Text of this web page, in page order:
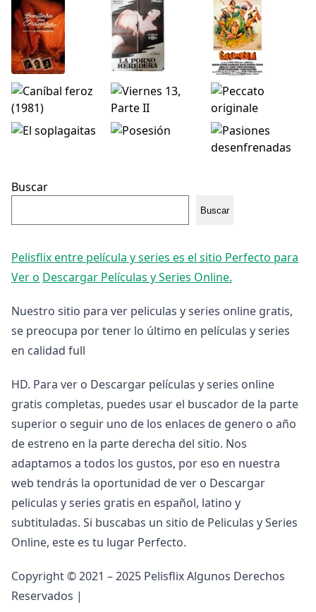
Buscar
Buscar
Pelisflix entre película y series es el sitio Perfecto para
Ver o Descargar Películas y Series Online.
Nuestro sitio para ver peliculas y series online gratis,
se preocupa por tener lo último en películas y series
en calidad full
HD. Para ver o Descargar películas y series online
gratis completas, puedes usar el buscador de la parte
superior o seguir uno de los enlaces de genero o año
de estreno en la parte derecha del sitio. Nos
adaptamos a todos los gustos, por eso en nuestra
web tendrás la oportunidad de ver o Descargar
peliculas y series gratis en español, latino y
subtituladas. Si buscabas un sitio de Peliculas y Series
Online, este es tu lugar Perfecto.
Copyright © 2021 – 2025 Pelisflix Algunos Derechos
Reservados |